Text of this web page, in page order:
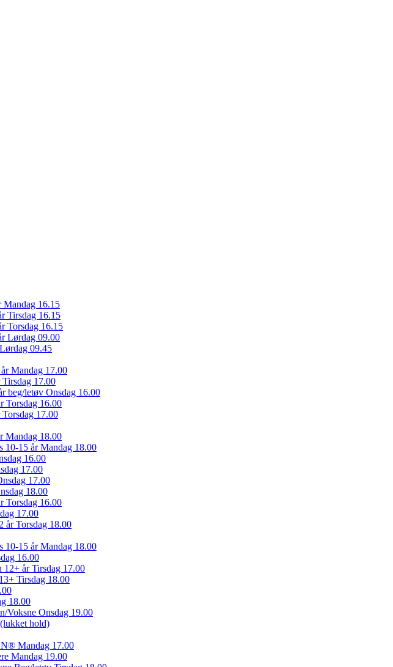
16.15
Tirsdag 16.15
Torsdag 16.15
Lørdag 09.00
09.45
Mandag 17.00
17.00
beg/letøv Onsdag 16.00
Torsdag 16.00
17.00
Mandag 18.00
15 år Mandag 18.00
16.00
17.00
17.00
18.00
Torsdag 16.00
17.00
år Torsdag 18.00
15 år Mandag 18.00
16.00
år Tirsdag 17.00
Tirsdag 18.00
18.00
Voksne Onsdag 19.00
hold)
Mandag 17.00
Mandag 19.00